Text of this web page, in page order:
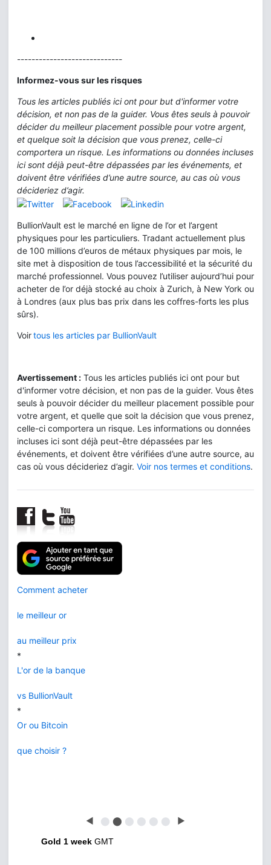
-----------------------------
Informez-vous sur les risques
Tous les articles publiés ici ont pour but d'informer votre
décision, et non pas de la guider. Vous êtes seuls à pouvoir
décider du meilleur placement possible pour votre argent,
et quelque soit la décision que vous prenez, celle-ci
comportera un risque. Les informations ou données incluses
ici sont déjà peut-être dépassées par les événements, et
doivent être vérifiées d’une autre source, au cas où vous
décideriez d’agir.
BullionVault est le marché en ligne de l’or et l’argent
physiques pour les particuliers. Tradant actuellement plus
de 100 millions d’euros de métaux physiques par mois, le
site met à disposition de tous l’accessibilité et la sécurité du
marché professionnel. Vous pouvez l’utiliser aujourd’hui pour
acheter de l’or déjà stocké au choix à Zurich, à New York ou
à Londres (aux plus bas prix dans les coffres-forts les plus
sûrs).
Voirtous les articles par BullionVault
Avertissement : Tous les articles publiés ici ont pour but
d'informer votre décision, et non pas de la guider. Vous êtes
seuls à pouvoir décider du meilleur placement possible pour
votre argent, et quelle que soit la décision que vous prenez,
celle-ci comportera un risque. Les informations ou données
incluses ici sont déjà peut-être dépassées par les
événements, et doivent être vérifiées d’une autre source, au
cas où vous décideriez d’agir. Voir nos termes et conditions.
Comment acheter
le meilleur or
au meilleur prix
*
L'or de la banque
vs BullionVault
*
Or ou Bitcoin
que choisir ?
◀ ⬤ ⬤ ⬤ ⬤ ⬤ ⬤ ▶
Gold 1 week GMT